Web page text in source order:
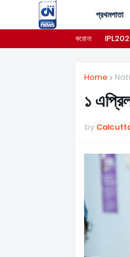
প্রথমপাতা
করোনা
Home
১
by